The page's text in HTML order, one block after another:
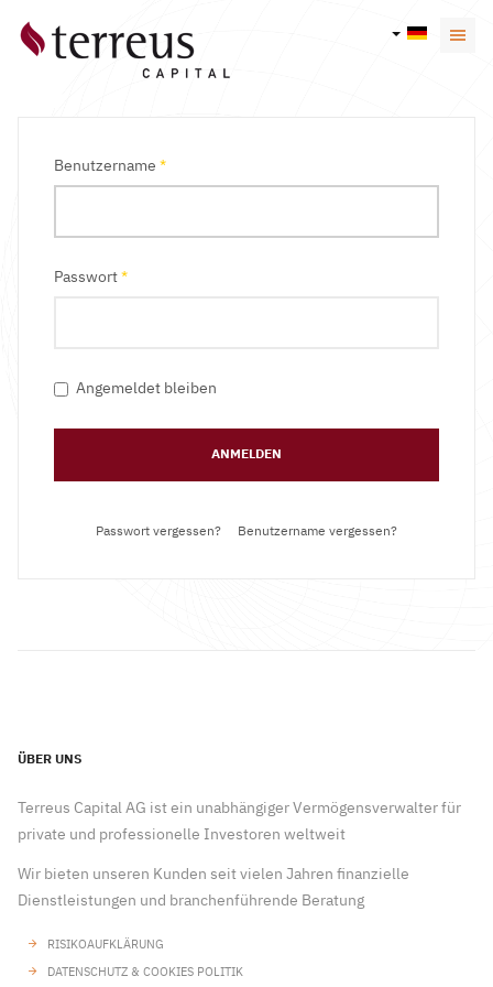
Benutzername *
Passwort *
Angemeldet bleiben
ANMELDEN
Passwort vergessen? Benutzername vergessen?
ÜBER UNS
Terreus Capital AG ist ein unabhängiger Vermögensverwalter für
private und professionelle Investoren weltweit
Wir bieten unseren Kunden seit vielen Jahren finanzielle
Dienstleistungen und branchenführende Beratung
RISIKOAUFKLÄRUNG
DATENSCHUTZ & COOKIES POLITIK